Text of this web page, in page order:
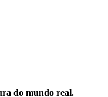
do mundo real.